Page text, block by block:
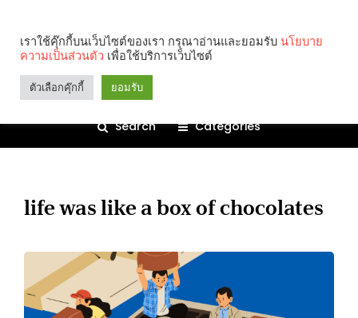
Search Categories
life was like a box of chocolates
เราใช้คุ๊กกี้บนเว็บไซต์ของเรา กรุณาอ่านและยอมรับ นโยบาย
ความเป็นส่วนตัว เพื่อใช้บริการเว็บไซต์
ตัวเลือกคุ๊กกี้ ยอมรับ